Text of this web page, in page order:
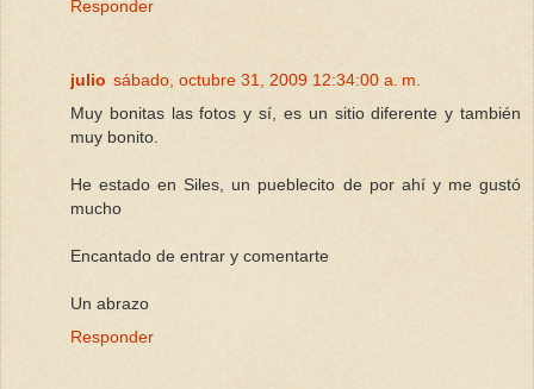
Responder
julio sábado, octubre 31, 2009 12:34:00 a. m.
Muy bonitas las fotos y sí, es un sitio diferente y también
muy bonito.
He estado en Siles, un pueblecito de por ahí y me gustó
mucho
Encantado de entrar y comentarte
Un abrazo
Responder